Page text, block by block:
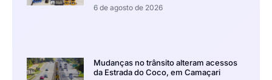
6 de agosto de 2026
Mudanças no trânsito alteram acessos
da Estrada do Coco, em Camaçari